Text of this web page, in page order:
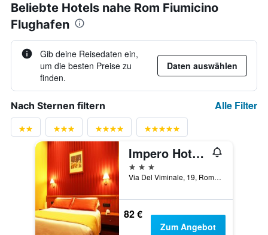
Beliebte Hotels nahe Rom Fiumicino
Flughafen
Gib deine Reisedaten ein,
um die besten Preise zu
finden.
Daten auswählen
Nach Sternen filtern Alle Filter
Impero Hotel Rome
3 Sterne
Via Del Viminale, 19, Rom, Italien
82 €
Zum Angebot